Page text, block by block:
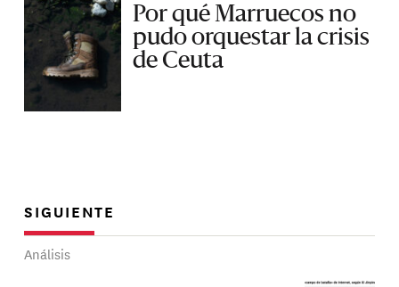
Por qué Marruecos no
pudo orquestar la crisis
de Ceuta
SIGUIENTE
Análisis